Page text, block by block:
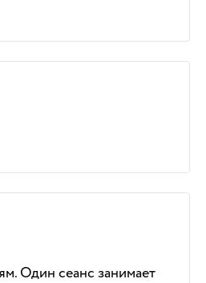
Один сеанс занимает